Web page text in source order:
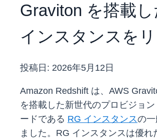
Graviton を搭載
インスタンスを
投稿日: 2026年5月12日
Amazon Redshift は、AWS
を搭載した新世代のプロビジョ
ードである RG インスタンスの
ました。RG インスタンスは優れ